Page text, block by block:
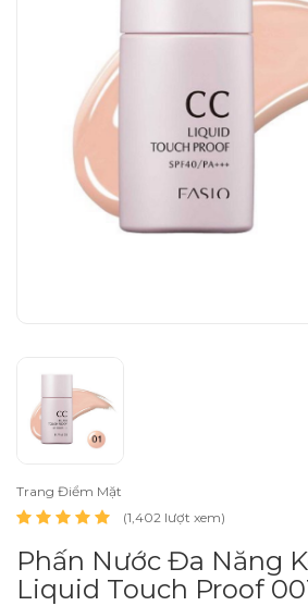
Trang Điểm Mặt
(1,402 lượt xem)
Phấn Nước Đa Năng
Liquid Touch Proof